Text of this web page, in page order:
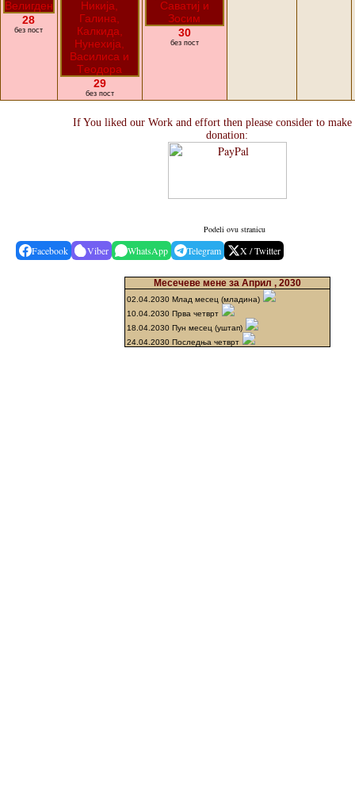
28
без пост
29
без пост
30
без пост
If You liked our Work and effort then please consider to make
donation:
Podeli ovu stranicu
Facebook Viber WhatsApp Telegram X / Twitter
Месечеве мене за Април , 2030
02.04.2030 Млад месец (младина)
10.04.2030 Прва четврт
18.04.2030 Пун месец (уштап)
24.04.2030 Последња четврт